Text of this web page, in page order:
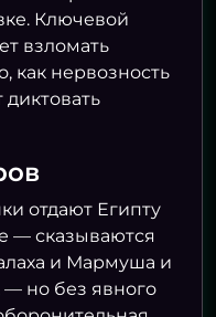
Ключевой
взломать
как нервозность
отдают Египту
— сказываются
и Мармуша и
— но без явного